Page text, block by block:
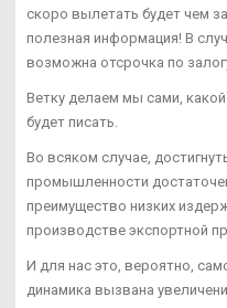
скоро вылетать будет чем
полезная информация! В
возможна отсрочка по
Ветку делаем мы сами, какой
будет писать.
Во всяком случае,
промышленности
преимущество низких
производстве экспортной
И для нас это, вероятно,
динамика вызвана